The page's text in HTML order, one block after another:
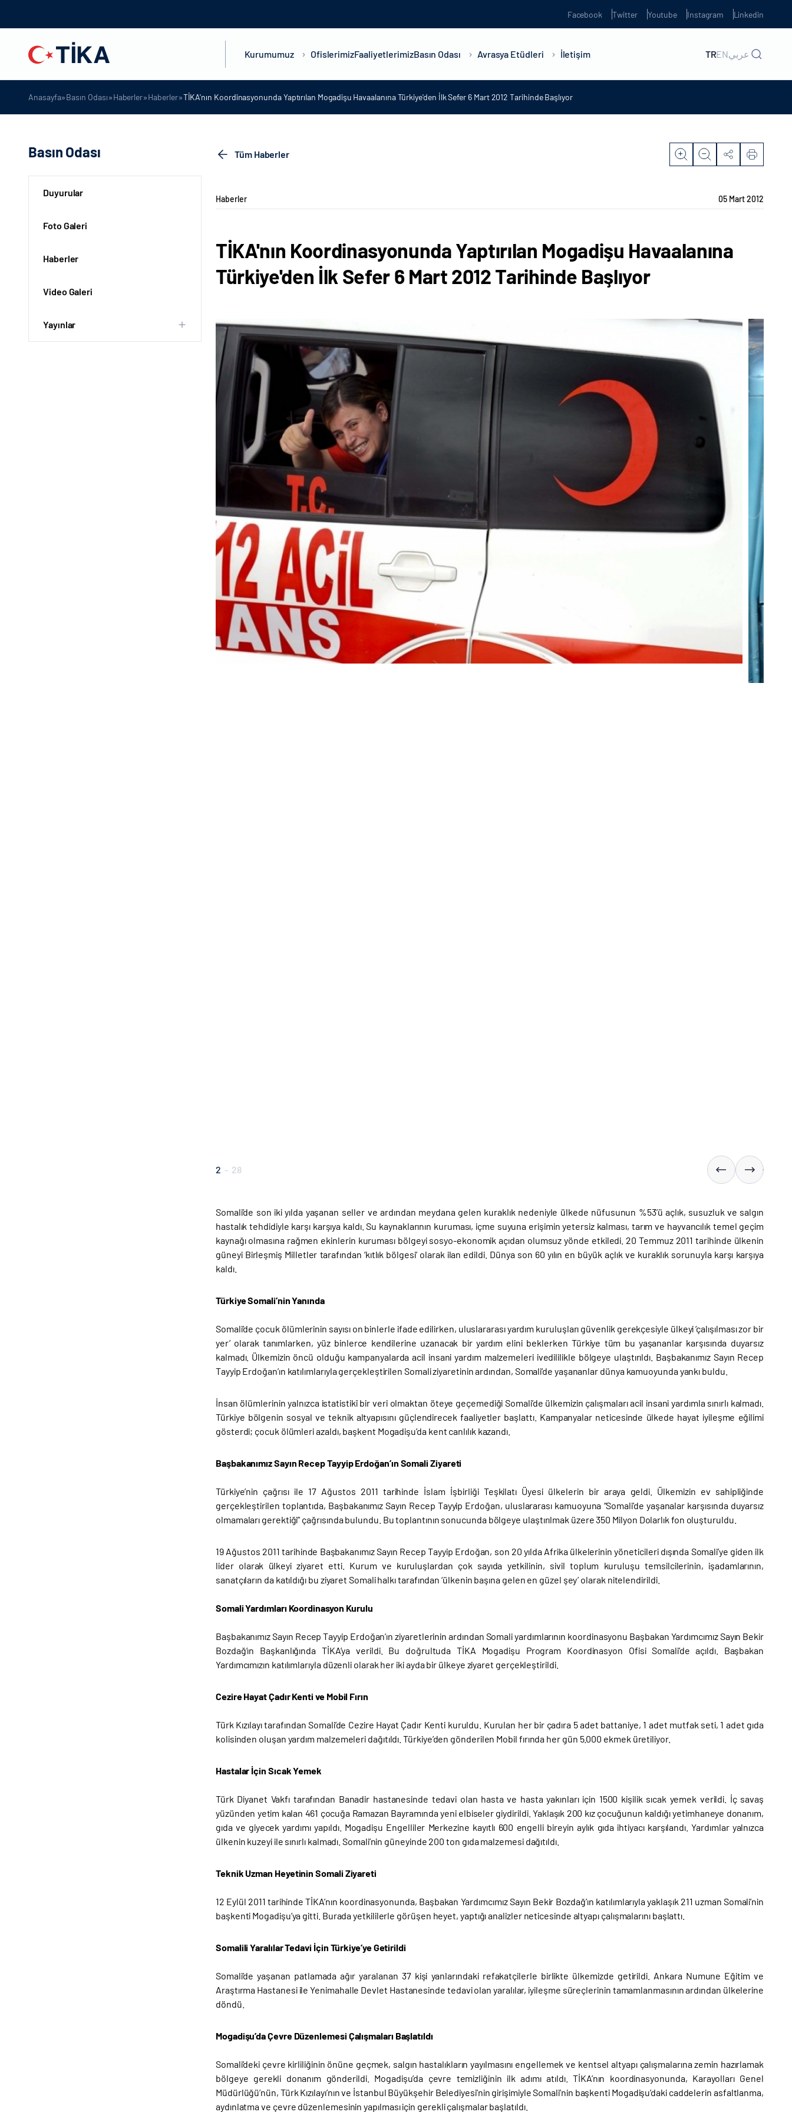
Facebook Twitter Youtube Instagram Linkedin
Kurumumuz OfislerimizFaaliyetlerimizBasın Odası Avrasya Etüdleri İletişim TRENعربي
Anasayfa»Basın Odası»Haberler»Haberler»TİKA'nın Koordinasyonunda Yaptırılan Mogadişu Havaalanına Türkiye'den İlk Sefer 6 Mart 2012 Tarihinde Başlıyor
Basın Odası
Duyurular
Foto Galeri
Haberler
Video Galeri
Yayınlar
Tüm Haberler
Haberler 05 Mart 2012
TİKA'nın Koordinasyonunda Yaptırılan Mogadişu Havaalanına
Türkiye'den İlk Sefer 6 Mart 2012 Tarihinde Başlıyor
2 - 28
Somali’de son iki yılda yaşanan seller ve ardından meydana gelen kuraklık nedeniyle ülkede nüfusunun %53’ü açlık, susuzluk ve salgın
hastalık tehdidiyle karşı karşıya kaldı. Su kaynaklarının kuruması, içme suyuna erişimin yetersiz kalması, tarım ve hayvancılık temel geçim
kaynağı olmasına rağmen ekinlerin kuruması bölgeyi sosyo-ekonomik açıdan olumsuz yönde etkiledi. 20 Temmuz 2011 tarihinde ülkenin
güneyi Birleşmiş Milletler tarafından ‘kıtlık bölgesi’ olarak ilan edildi. Dünya son 60 yılın en büyük açlık ve kuraklık sorunuyla karşı karşıya
kaldı.
Türkiye Somali’nin Yanında
Somali’de çocuk ölümlerinin sayısı on binlerle ifade edilirken, uluslararası yardım kuruluşları güvenlik gerekçesiyle ülkeyi ‘çalışılması zor bir
yer’ olarak tanımlarken, yüz binlerce kendilerine uzanacak bir yardım elini beklerken Türkiye tüm bu yaşananlar karşısında duyarsız
kalmadı. Ülkemizin öncü olduğu kampanyalarda acil insani yardım malzemeleri ivedililikle bölgeye ulaştırıldı. Başbakanımız Sayın Recep
Tayyip Erdoğan’ın katılımlarıyla gerçekleştirilen Somali ziyaretinin ardından, Somali’de yaşananlar dünya kamuoyunda yankı buldu.
İnsan ölümlerinin yalnızca istatistikî bir veri olmaktan öteye geçemediği Somali’de ülkemizin çalışmaları acil insani yardımla sınırlı kalmadı.
Türkiye bölgenin sosyal ve teknik altyapısını güçlendirecek faaliyetler başlattı. Kampanyalar neticesinde ülkede hayat iyileşme eğilimi
gösterdi; çocuk ölümleri azaldı, başkent Mogadişu’da kent canlılık kazandı.
Başbakanımız Sayın Recep Tayyip Erdoğan’ın Somali Ziyareti
Türkiye’nin çağrısı ile 17 Ağustos 2011 tarihinde İslam İşbirliği Teşkilatı Üyesi ülkelerin bir araya geldi. Ülkemizin ev sahipliğinde
gerçekleştirilen toplantıda, Başbakanımız Sayın Recep Tayyip Erdoğan, uluslararası kamuoyuna “Somali’de yaşanalar karşısında duyarsız
olmamaları gerektiği” çağrısında bulundu. Bu toplantının sonucunda bölgeye ulaştırılmak üzere 350 Milyon Dolarlık fon oluşturuldu.
19 Ağustos 2011 tarihinde Başbakanımız Sayın Recep Tayyip Erdoğan, son 20 yılda Afrika ülkelerinin yöneticileri dışında Somali’ye giden ilk
lider olarak ülkeyi ziyaret etti. Kurum ve kuruluşlardan çok sayıda yetkilinin, sivil toplum kuruluşu temsilcilerinin, işadamlarının,
sanatçıların da katıldığı bu ziyaret Somali halkı tarafından ‘ülkenin başına gelen en güzel şey’ olarak nitelendirildi.
Somali Yardımları Koordinasyon Kurulu
Başbakanımız Sayın Recep Tayyip Erdoğan’ın ziyaretlerinin ardından Somali yardımlarının koordinasyonu Başbakan Yardımcımız Sayın Bekir
Bozdağ’ın Başkanlığında TİKA’ya verildi. Bu doğrultuda TİKA Mogadişu Program Koordinasyon Ofisi Somali’de açıldı. Başbakan
Yardımcımızın katılımlarıyla düzenli olarak her iki ayda bir ülkeye ziyaret gerçekleştirildi.
Cezire Hayat Çadır Kenti ve Mobil Fırın
Türk Kızılayı tarafından Somali’de Cezire Hayat Çadır Kenti kuruldu. Kurulan her bir çadıra 5 adet battaniye, 1 adet mutfak seti, 1 adet gıda
kolisinden oluşan yardım malzemeleri dağıtıldı. Türkiye’den gönderilen Mobil fırında her gün 5.000 ekmek üretiliyor.
Hastalar İçin Sıcak Yemek
Türk Diyanet Vakfı tarafından Banadir hastanesinde tedavi olan hasta ve hasta yakınları için 1500 kişilik sıcak yemek verildi. İç savaş
yüzünden yetim kalan 461 çocuğa Ramazan Bayramında yeni elbiseler giydirildi. Yaklaşık 200 kız çocuğunun kaldığı yetimhaneye donanım,
gıda ve giyecek yardımı yapıldı. Mogadişu Engelliler Merkezine kayıtlı 600 engelli bireyin aylık gıda ihtiyacı karşılandı. Yardımlar yalnızca
ülkenin kuzeyi ile sınırlı kalmadı. Somali’nin güneyinde 200 ton gıda malzemesi dağıtıldı.
Teknik Uzman Heyetinin Somali Ziyareti
12 Eylül 2011 tarihinde TİKA’nın koordinasyonunda, Başbakan Yardımcımız Sayın Bekir Bozdağ’ın katılımlarıyla yaklaşık 211 uzman Somali’nin
başkenti Mogadişu’ya gitti. Burada yetkililerle görüşen heyet, yaptığı analizler neticesinde altyapı çalışmalarını başlattı.
Somalili Yaralılar Tedavi İçin Türkiye’ye Getirildi
Somali’de yaşanan patlamada ağır yaralanan 37 kişi yanlarındaki refakatçilerle birlikte ülkemizde getirildi. Ankara Numune Eğitim ve
Araştırma Hastanesi ile Yenimahalle Devlet Hastanesinde tedavi olan yaralılar, iyileşme süreçlerinin tamamlanmasının ardından ülkelerine
döndü.
Mogadişu’da Çevre Düzenlemesi Çalışmaları Başlatıldı
Somali’deki çevre kirliliğinin önüne geçmek, salgın hastalıkların yayılmasını engellemek ve kentsel altyapı çalışmalarına zemin hazırlamak
bölgeye gerekli donanım gönderildi. Mogadişu’da çevre temizliğinin ilk adımı atıldı. TİKA’nın koordinasyonunda, Karayolları Genel
Müdürlüğü’nün, Türk Kızılayı’nın ve İstanbul Büyükşehir Belediyesi’nin girişimiyle Somali’nin başkenti Mogadişu’daki caddelerin asfaltlanma,
aydınlatma ve çevre düzenlemesinin yapılması için gerekli çalışmalar başlatıldı.